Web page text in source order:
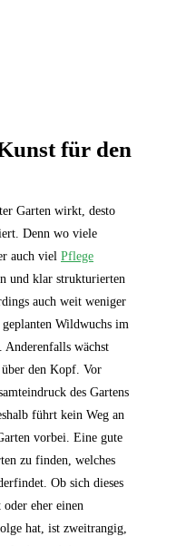
für den
Garten wirkt, desto
Denn wo viele
auch viel Pflege
und klar strukturierten
auch weit weniger
Wildwuchs im
wächst
den Kopf. Vor
des Gartens
führt kein Weg an
vorbei. Eine gute
zu finden, welches
Ob sich dieses
eher einen
hat, ist zweitrangig,